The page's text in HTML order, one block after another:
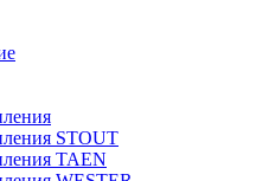
STOUT
TAEN